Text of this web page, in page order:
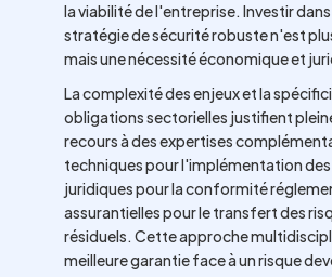
la viabilité de l'entreprise. Investir
stratégie de sécurité robuste n'est
mais une nécessité économique et
La complexité des enjeux et la
obligations sectorielles justifient
recours à des expertises
techniques pour l'implémentation
juridiques pour la conformité
assurantielles pour le transfert des
résiduels. Cette approche
meilleure garantie face à un risque